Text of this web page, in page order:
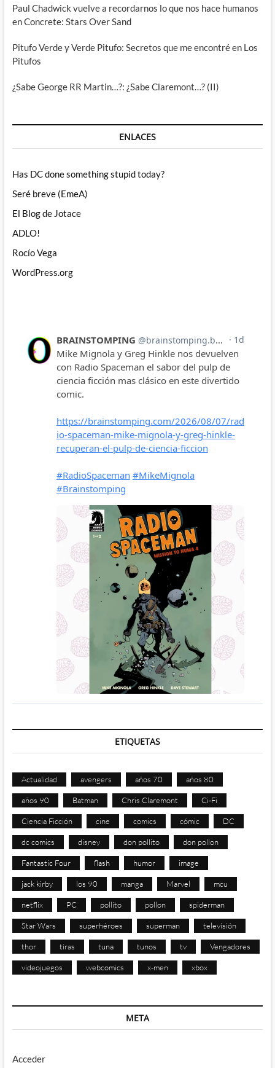
Paul Chadwick vuelve a recordarnos lo que nos hace humanos
en Concrete: Stars Over Sand
Pitufo Verde y Verde Pitufo: Secretos que me encontré en Los
Pitufos
¿Sabe George RR Martin…?: ¿Sabe Claremont…? (II)
ENLACES
Has DC done something stupid today?
Seré breve (EmeA)
El Blog de Jotace
ADLO!
Rocío Vega
WordPress.org
ETIQUETAS
Actualidad avengers años 70 años 80
años 90 Batman Chris Claremont Ci-Fi
Ciencia Ficción cine comics cómic DC
dc comics disney don pollito don pollon
Fantastic Four flash humor image
jack kirby los 90 manga Marvel mcu
netflix PC pollito pollon spiderman
Star Wars superhéroes superman televisión
thor tiras tuna tunos tv Vengadores
videojuegos webcomics x-men xbox
META
Acceder